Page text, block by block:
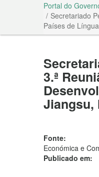
Portal do
Secretariado
Países de
3.ª
Jiangsu,
Fonte:
Económica e
Publicado em: